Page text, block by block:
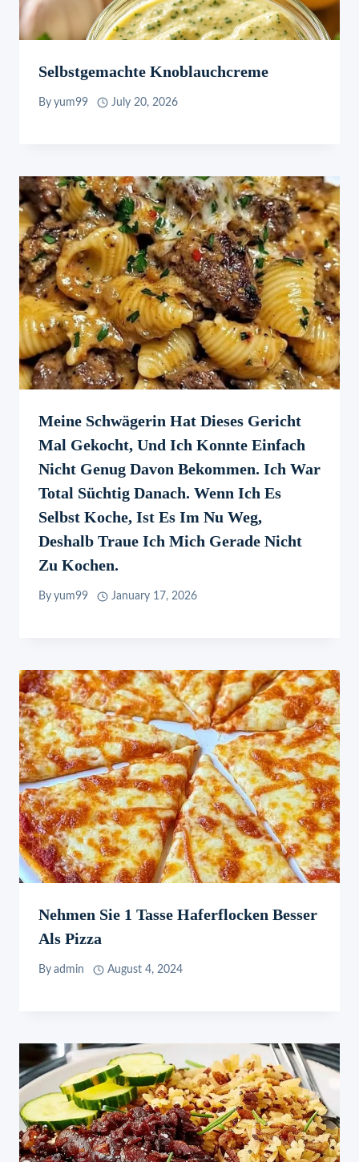
Selbstgemachte Knoblauchcreme
By yum99 July 20, 2026
Meine Schwägerin Hat Dieses Gericht
Mal Gekocht, Und Ich Konnte Einfach
Nicht Genug Davon Bekommen. Ich War
Total Süchtig Danach. Wenn Ich Es
Selbst Koche, Ist Es Im Nu Weg,
Deshalb Traue Ich Mich Gerade Nicht
Zu Kochen.
By yum99 January 17, 2026
Nehmen Sie 1 Tasse Haferflocken Besser
Als Pizza
By admin August 4, 2024